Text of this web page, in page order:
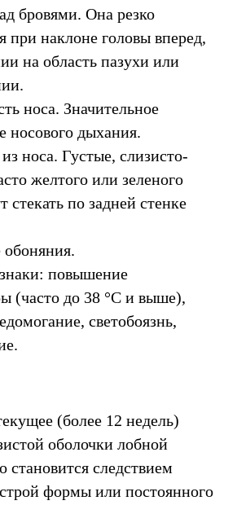
бровями. Она резко
при наклоне головы вперед,
на область пазухи или
носа. Значительное
носового дыхания.
носа. Густые, слизисто-
желтого или зеленого
стекать по задней стенке
повышение
(часто до 38 °C и выше),
светобоязнь,
(более 12 недель)
оболочки лобной
становится следствием
формы или постоянного